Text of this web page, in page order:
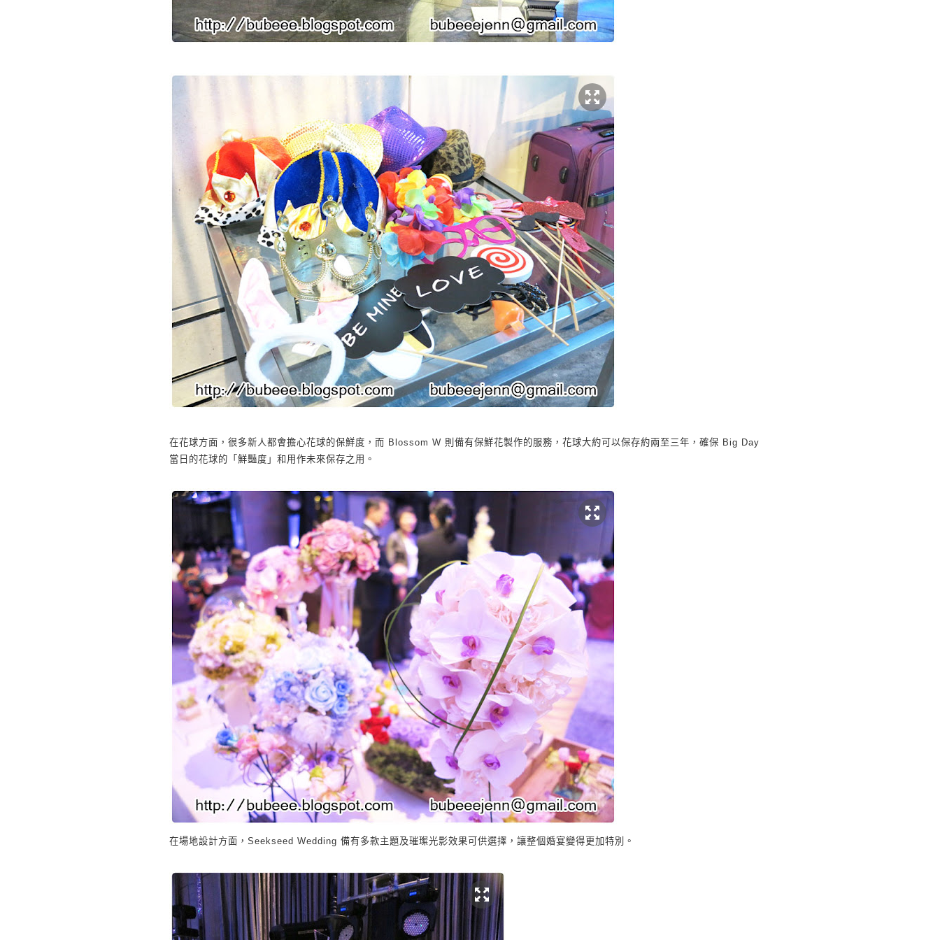
在花球方面，很多新人都會擔心花球的保鮮度 ，而 Blossom W 則備有保鮮花製作的服務，花球大約可以保存約兩至三年，確保 Big Day
當日的花球的「鮮豔度」和用作未來保存之用。
在場地設計方面， Seekseed Wedding 備有多款主題及璀璨光影效果可供選擇，讓整個婚宴變得更加特別。